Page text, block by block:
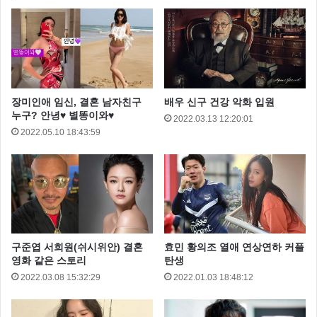
강민혁은 최근 KBC 뮤직뱅크 MC로 발탁되었고 최근
종영한 SBS ‘딴따라’에서 주연 배우로 출연하면서 큰 인
또한 정혜성은 지난 2013년 시트콤 ‘감자별’ , 기분 좋은
장미인애 임신, 결혼 남자친구
누구? 안녕♥ 별똥이와♥
2022.05.10 18:43:59
배우 신구 건강 악화 입원
2022.03.13 12:20:01
구준엽 서희원(쉬시위안) 결혼
영화 같은 스토리
2022.03.08 15:32:29
효민 황의조 열애 연상연하 커플
탄생
2022.01.03 18:48:12